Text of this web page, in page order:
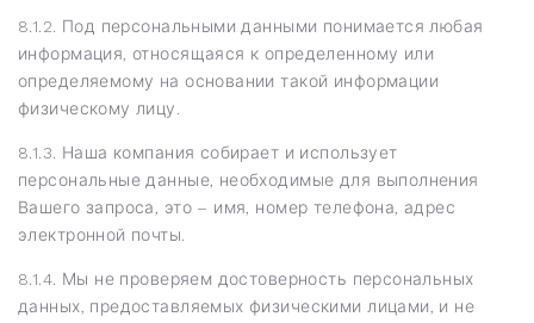
8.1.2. Под персональными данными понимается любая
информация, относящаяся к определенному или
определяемому на основании такой информации
физическому лицу.
8.1.3. Наша компания собирает и использует
персональные данные, необходимые для выполнения
Вашего запроса, это – имя, номер телефона, адрес
электронной почты.
8.1.4. Мы не проверяем достоверность персональных
данных, предоставляемых физическими лицами, и не